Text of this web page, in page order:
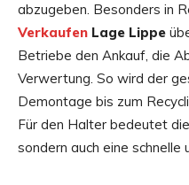
abzugeben. Besonders in
Verkaufen Lage Lippe
Betriebe den Ankauf, die
Verwertung. So wird der
Demontage bis zum
Für den Halter bedeutet
sondern auch eine schnelle